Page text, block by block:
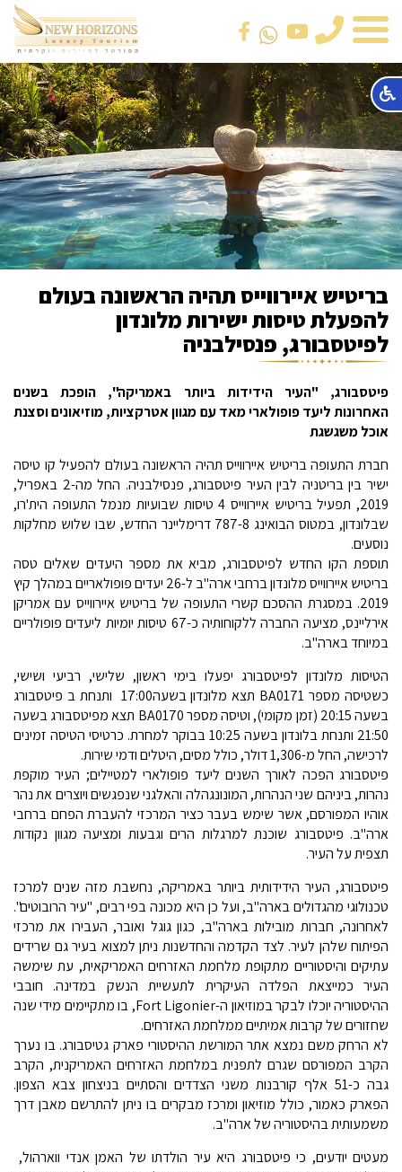
טלפון
בריטיש איירווייס תהיה הראשונה בעולם
להפעלת טיסות ישירות מלונדון
לפיטסבורג, פנסילבניה
פיטסבורג, "העיר הידידות ביותר באמריקה", הופכת בשנים
האחרונות ליעד פופולארי מאד עם מגוון אטרקציות, מוזיאונים וסצנת
אוכל משגשגת
חברת התעופה בריטיש איירווייס תהיה הראשונה בעולם להפעיל קו טיסה
ישיר בין בריטניה לבין העיר פיטסבורג, פנסילבניה. החל מה-2 באפריל,
2019, תפעיל בריטיש איירווייס 4 טיסות שבועיות מנמל התעופה הית'רו,
שבלונדון, במטוס הבואינג 787-8 דרימליינר החדש, שבו שלוש מחלקות
נוסעים.
תוספת הקו החדש לפיטסבורג, מביא את מספר היעדים שאלים טסה
בריטיש איירווייס מלונדון ברחבי ארה"ב ל-26 יעדים פופולאריים במהלך קיץ
2019. במסגרת ההסכם קשרי התעופה של בריטיש איירווייס עם אמריקן
אירליינס, מציעה החברה ללקוחותיה כ-67 טיסות יומיות ליעדים פופולריים
במיוחד בארה"ב.
הטיסות מלונדון לפיטסבורג יפעלו בימי ראשון, שלישי, רביעי ושישי,
כשטיסה מספר BA0171 תצא מלונדון בשעה17:00 ותנחת ב פיטסבורג
בשעה 20:15 (זמן מקומי), וטיסה מספר BA0170 תצא מפיטסבורג בשעה
21:50 ותנחת בלונדון בשעה 10:25 בבוקר למחרת. כרטיסי הטיסה זמינים
לרכישה, החל מ-1,306 דולר, כולל מסים, היטלים ודמי שירות.
פיטסבורג הפכה לאורך השנים ליעד פופולארי למטיילים; העיר מוקפת
נהרות, ביניהם שני הנהרות, המונונגהלה והאלגני שנפגשים ויוצרים את נהר
אוהיו המפורסם, אשר שימש בעבר כציר המרכזי להעברת הפחם ברחבי
ארה"ב. פיטסבורג שוכנת למרגלות הרים וגבעות ומציעה מגוון נקודות
תצפית על העיר.
פיטסבורג, העיר הידידותית ביותר באמריקה, נחשבת מזה שנים למרכז
טכנולוגי מהגדולים בארה"ב, ועל כן היא מכונה בפי רבים, "עיר הרובוטים".
לאחרונה, חברות מובילות בארה"ב, כגון גוגל ואובר, העבירו את מרכזי
הפיתוח שלהן לעיר. לצד הקדמה והחדשנות ניתן למצוא בעיר גם שרידים
עתיקים והיסטוריים מתקופת מלחמת האזרחים האמריקאית, עת שימשה
העיר כמייצאת הפלדה העיקרית לתעשיית הנשק במדינה. חובבי
ההיסטוריה יוכלו לבקר במוזיאון ה-Fort Ligonier, בו מתקיימים מידי שנה
שחזורים של קרבות אמיתיים ממלחמת האזרחים.
לא הרחק משם נמצא אתר המורשת ההיסטורי פארק גטיסבורג. בו נערך
הקרב המפורסם שגרם לתפנית במלחמת האזרחים האמריקנית, הקרב
גבה כ-51 אלף קורבנות משני הצדדים והסתיים בניצחון צבא הצפון.
הפארק כאמור, כולל מוזיאון ומרכז מבקרים בו ניתן להתרשם מאבן דרך
משמעותית בהיסטוריה של ארה"ב.
מעטים יודעים, כי פיטסבורג היא עיר הולדתו של האמן אנדי ווארהול,